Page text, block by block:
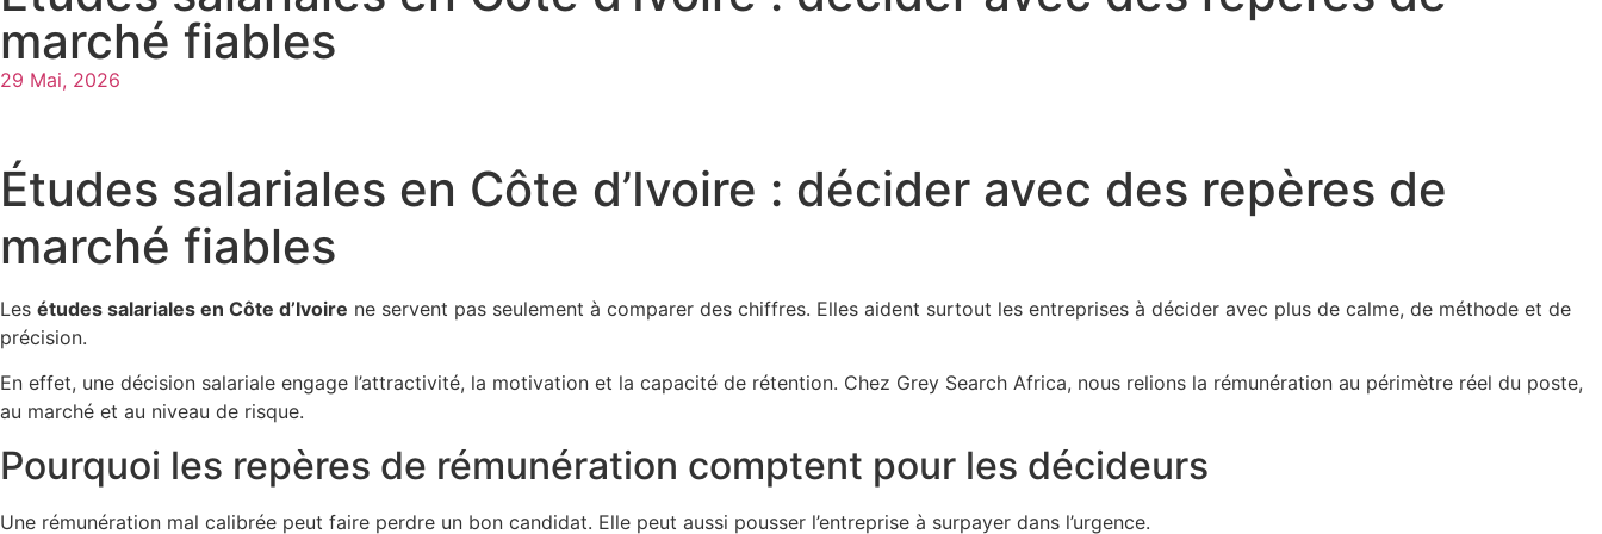
marché fiables
29 Mai, 2026
Études salariales en Côte d’Ivoire : décider avec des repères de
marché fiables
Les études salariales en Côte d’Ivoire ne servent pas seulement à comparer des chiffres. Elles aident surtout les entreprises à décider avec plus de calme, de méthode et de
précision.
En effet, une décision salariale engage l’attractivité, la motivation et la capacité de rétention. Chez Grey Search Africa, nous relions la rémunération au périmètre réel du poste,
au marché et au niveau de risque.
Pourquoi les repères de rémunération comptent pour les décideurs
Une rémunération mal calibrée peut faire perdre un bon candidat. Elle peut aussi pousser l’entreprise à surpayer dans l’urgence.